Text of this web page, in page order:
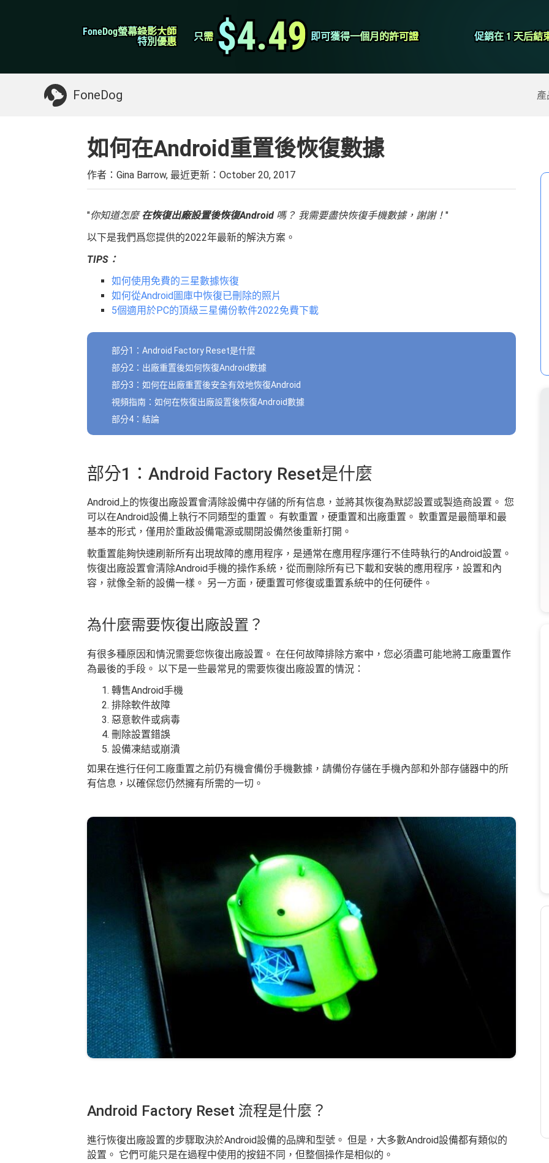
FoneDog螢幕錄影大師
FoneDog螢幕錄影大師
特別優惠
特別優惠 只需
只需 $4.49
$4.49 即可獲得一個月的許可證
即可獲得一個月的許可證 促銷在 1 天后結
促銷在 1 天后結
FoneDog 產
iPhone 清理 屏幕錄像大師
你可能需要的東西：
如何在Android重置後恢復數據
作者：Gina Barrow, 最近更新： October 20, 2017
"你知道怎麼在恢復出廠設置後恢復Android 嗎？ 我需要盡快恢復手機數據，謝謝！ "
以下是我們爲您提供的2022年最新的解決方案。
TIPS：
如何使用免費的三星數據恢復
如何從Android圖庫中恢復已刪除的照片
5個適用於PC的頂級三星備份軟件2022免費下載
部分1：Android Factory Reset是什麼
部分2：出廠重置後如何恢復Android數據
部分3：如何在出廠重置後安全有效地恢復Android
視頻指南：如何在恢復出廠設置後恢復Android數據
部分4：結論
部分1：Android Factory Reset是什麼
Android上的恢復出廠設置會清除設備中存儲的所有信息，並將其恢復為默認設置或製造商設置。 您
可以在Android設備上執行不同類型的重置。 有軟重置，硬重置和出廠重置。 軟重置是最簡單和最
基本的形式，僅用於重啟設備電源或關閉設備然後重新打開。
軟重置能夠快速刷新所有出現故障的應用程序，是通常在應用程序運行不佳時執行的Android設置。
恢復出廠設置會清除Android手機的操作系統，從而刪除所有已下載和安裝的應用程序，設置和內
容，就像全新的設備一樣。 另一方面，硬重置可修復或重置系統中的任何硬件。
為什麼需要恢復出廠設置？
有很多種原因和情況需要您恢復出廠設置。 在任何故障排除方案中，您必須盡可能地將工廠重置作
為最後的手段。 以下是一些最常見的需要恢復出廠設置的情況：
轉售Android手機
排除軟件故障
惡意軟件或病毒
刪除設置錯誤
設備凍結或崩潰
如果在進行任何工廠重置之前仍有機會備份手機數據，請備份存儲在手機內部和外部存儲器中的所
有信息，以確保您仍然擁有所需的一切。
Android Factory Reset 流程是什麼？
進行恢復出廠設置的步驟取決於Android設備的品牌和型號。 但是，大多數Android設備都有類似的
設置。 它們可能只是在過程中使用的按鈕不同，但整個操作是相似的。